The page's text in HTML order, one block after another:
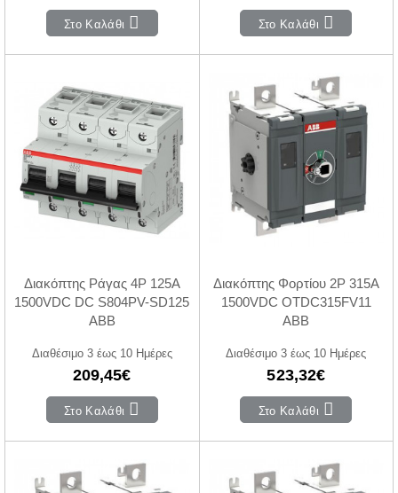
Στο Καλάθι Στο Καλάθι
Διακόπτης Ράγας 4P 125A
1500VDC DC S804PV-SD125
ABB
Διαθέσιμο 3 έως 10 Ημέρες
209,45€
Στο Καλάθι
Διακόπτης Φορτίου 2P 315A
1500VDC OTDC315FV11
ABB
Διαθέσιμο 3 έως 10 Ημέρες
523,32€
Στο Καλάθι